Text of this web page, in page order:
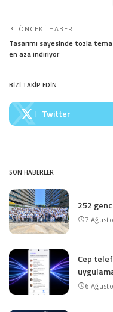
ÖNCEKI HABER
Tasarımı sayesinde tozla
en aza indiriyor
BİZİ TAKİP EDİN
Twitter
SON HABERLER
252
7
Cep
6